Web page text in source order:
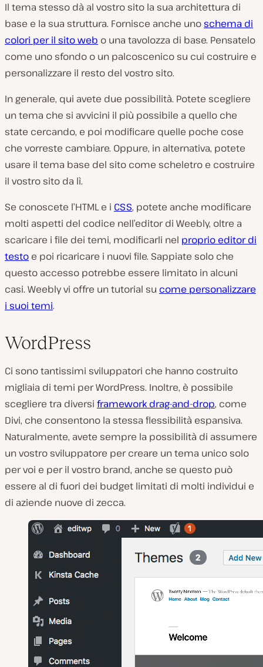
Il tema stesso dà al vostro sito la sua architettura di
base e la sua struttura. Fornisce anche unoschema di
colori per il sito web o una tavolozza di base. Pensatelo
come uno sfondo o un palcoscenico su cui costruire e
personalizzare il resto del vostro sito.
In generale, qui avete due possibilità. Potete scegliere
un tema che si avvicini il più possibile a quello che
state cercando, e poi modificare quelle poche cose
che vorreste cambiare. Oppure, in alternativa, potete
usare il tema base del sito come scheletro e costruire
il vostro sito da lì.
Se conoscete l’HTML e i CSS, potete anche modificare
molti aspetti del codice nell’editor di Weebly, oltre a
scaricare i file dei temi, modificarli nel proprio editor di
testo e poi ricaricare i nuovi file. Sappiate solo che
questo accesso potrebbe essere limitato in alcuni
casi. Weebly vi offre un tutorial su come personalizzare
i suoi temi.
WordPress
Ci sono tantissimi sviluppatori che hanno costruito
migliaia di temi per WordPress. Inoltre, è possibile
scegliere tra diversi framework drag-and-drop, come
Divi, che consentono la stessa flessibilità espansiva.
Naturalmente, avete sempre la possibilità di assumere
un vostro sviluppatore per creare un tema unico solo
per voi e per il vostro brand, anche se questo può
essere al di fuori dei budget limitati di molti individui e
di aziende nuove di zecca.